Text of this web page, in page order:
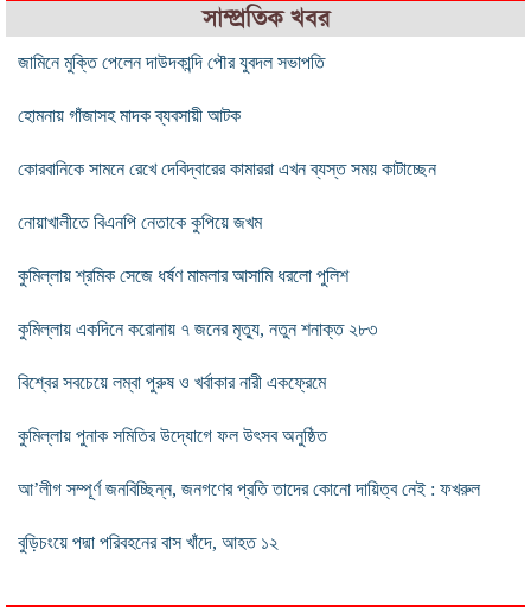
সাম্প্রতিক খবর
জামিনে মুক্তি পেলেন দাউদকান্দি পৌর যুবদল সভাপতি
হোমনায় গাঁজাসহ মাদক ব্যবসায়ী আটক
কোরবানিকে সামনে রেখে দেবিদ্বারের কামাররা এখন ব্যস্ত সময় কাটাচ্ছেন
নোয়াখালীতে বিএনপি নেতাকে কুপিয়ে জখম
কুমিল্লায় শ্রমিক সেজে ধর্ষণ মামলার আসামি ধরলো পুলিশ
কুমিল্লায় একদিনে করোনায় ৭ জনের মৃত্যু, নতুন শনাক্ত ২৮৩
বিশ্বের সবচেয়ে লম্বা পুরুষ ও খর্বাকার নারী একফ্রেমে
কুমিল্লায় পুনাক সমিতির উদ্যোগে ফল উৎসব অনুষ্ঠিত
আ’লীগ সম্পূর্ণ জনবিচ্ছিন্ন, জনগণের প্রতি তাদের কোনো দায়িত্ব নেই : ফখরুল
বুড়িচংয়ে পদ্মা পরিবহনের বাস খাঁদে, আহত ১২